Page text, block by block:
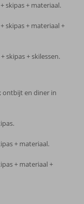
skipas + materiaal.
skipas + materiaal +
skipas + skilessen.
ontbijt en diner in
+ materiaal.
+ materiaal +